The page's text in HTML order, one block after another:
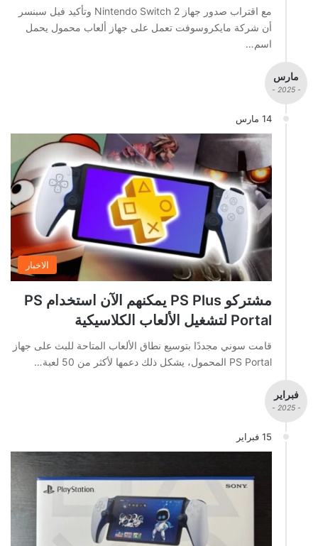
مع اقتراب صدور جهاز Nintendo Switch 2 وتأكيد فيل سبنسر
أن شركة مايكروسوفت تعمل على جهاز ألعاب محمول يحمل
اسم…
مارس
- 2025 -
14 مارس
الاخبار
مشتركو PS Plus يمكنهم الآن استخدام PS
Portal لتشغيل الألعاب الكلاسيكية
قامت سوني مجددًا بتوسيع نطاق الألعاب المتاحة للبث على جهاز
PS Portal المحمول، يشكل ذلك دعمها لأكثر من 50 لعبة…
فبراير
- 2025 -
15 فبراير